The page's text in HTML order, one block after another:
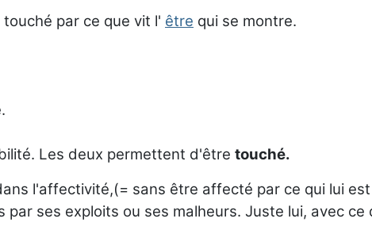
par ce que vit l' être qui se montre.
Les deux permettent d'être touché.
l'affectivité,(= sans être affecté par ce qui lui
ses exploits ou ses malheurs. Juste lui, avec ce